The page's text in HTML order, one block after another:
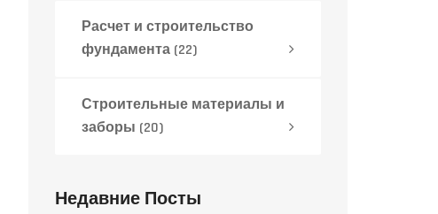
Расчет и строительство
фундамента (22)
Строительные материалы и
заборы (20)
Недавние Посты